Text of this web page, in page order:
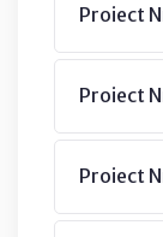
Proiect
Proiect
Proiect